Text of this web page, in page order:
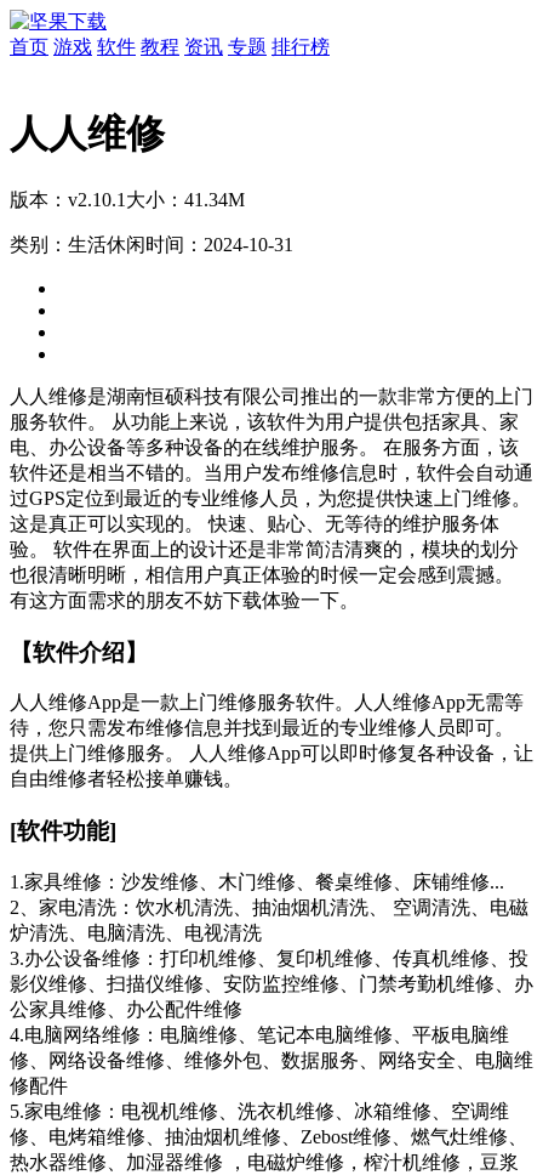
首页 游戏 软件 教程 资讯 专题 排行榜
人人维修
版本：v2.10.1 大小：41.34M
类别：生活休闲时间：2024-10-31
人人维修是湖南恒硕科技有限公司推出的一款非常方便的上门
服务软件。 从功能上来说，该软件为用户提供包括家具、家
电、办公设备等多种设备的在线维护服务。 在服务方面，该
软件还是相当不错的。当用户发布维修信息时，软件会自动通
过GPS定位到最近的专业维修人员，为您提供快速上门维修。
这是真正可以实现的。 快速、贴心、无等待的维护服务体
验。 软件在界面上的设计还是非常简洁清爽的，模块的划分
也很清晰明晰，相信用户真正体验的时候一定会感到震撼。
有这方面需求的朋友不妨下载体验一下。
【软件介绍】
人人维修App是一款上门维修服务软件。人人维修App无需等
待，您只需发布维修信息并找到最近的专业维修人员即可。
提供上门维修服务。 人人维修App可以即时修复各种设备，让
自由维修者轻松接单赚钱。
[软件功能]
1.家具维修：沙发维修、木门维修、餐桌维修、床铺维修...
2、家电清洗：饮水机清洗、抽油烟机清洗、 空调清洗、电磁
炉清洗、电脑清洗、电视清洗
3.办公设备维修：打印机维修、复印机维修、传真机维修、投
影仪维修、扫描仪维修、安防监控维修、门禁考勤机维修、办
公家具维修、办公配件维修
4.电脑网络维修：电脑维修、笔记本电脑维修、平板电脑维
修、网络设备维修、维修外包、数据服务、网络安全、电脑维
修配件
5.家电维修：电视机维修、洗衣机维修、冰箱维修、空调维
修、电烤箱维修、抽油烟机维修、Zeb​​ost维修、燃气灶维修、
热水器维修、加湿器维修 ，电磁炉维修，榨汁机维修，豆浆